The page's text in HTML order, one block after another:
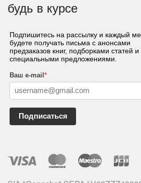
будь в курсе
Подпишитесь на рассылку и каждый
будете получать письма с анонсами
предзаказов книг, подборками статей и
специальными предложениями.
Ваш e-mail*
Подписаться